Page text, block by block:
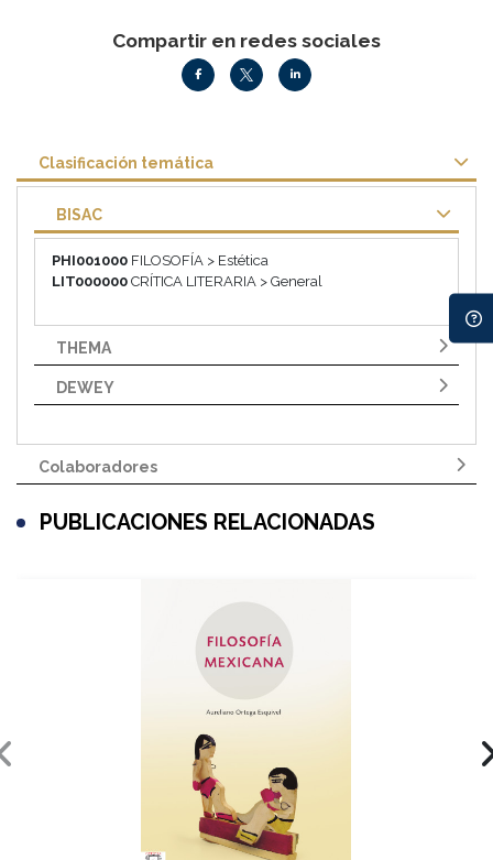
Compartir en redes sociales
Clasificación temática
BISAC
PHI001000 FILOSOFÍA > Estética
LIT000000 CRÍTICA LITERARIA > General
THEMA
DEWEY
Colaboradores
PUBLICACIONES RELACIONADAS